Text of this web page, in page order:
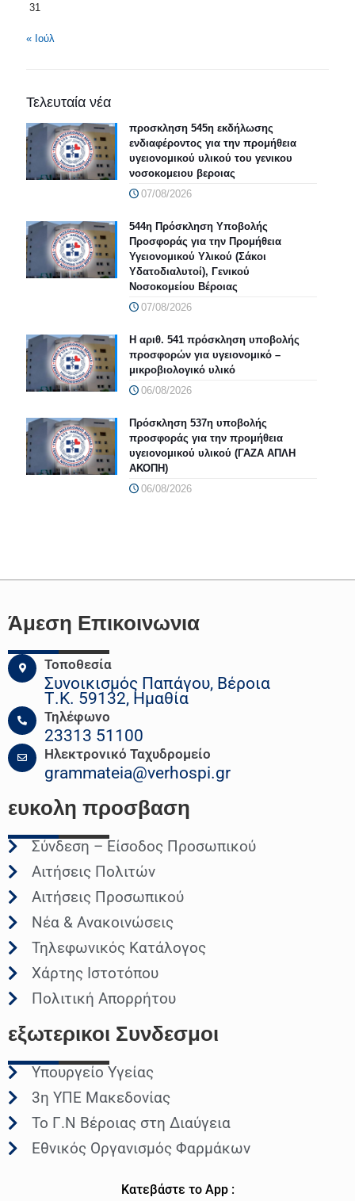
31
« Ιούλ
Τελευταία νέα
προσκληση 545η εκδήλωσης
ενδιαφέροντος για την προμήθεια
υγειονομικού υλικού του γενικου
νοσοκομειου βεροιας
07/08/2026
544η Πρόσκληση Υποβολής
Προσφοράς για την Προμήθεια
Υγειονομικού Υλικού (Σάκοι
Υδατοδιαλυτοί), Γενικού
Νοσοκομείου Βέροιας
07/08/2026
Η αριθ. 541 πρόσκληση υποβολής
προσφορών για υγειονομικό –
μικροβιολογικό υλικό
06/08/2026
Πρόσκληση 537η υποβολής
προσφοράς για την προμήθεια
υγειονομικού υλικού (ΓΑΖΑ ΑΠΛΗ
ΑΚΟΠΗ)
06/08/2026
Άμεση Επικοινωνια
Τοποθεσία
Συνοικισμός Παπάγου, Βέροια
Τ.Κ. 59132, Ημαθία
Τηλέφωνο
23313 51100
Ηλεκτρονικό Ταχυδρομείο
grammateia@verhospi.gr
ευκολη προσβαση
Σύνδεση – Είσοδος Προσωπικού
Αιτήσεις Πολιτών
Αιτήσεις Προσωπικού
Νέα & Ανακοινώσεις
Τηλεφωνικός Κατάλογος
Χάρτης Ιστοτόπου
Πολιτική Απορρήτου
εξωτερικοι Συνδεσμοι
Υπουργείο Υγείας
3η ΥΠΕ Μακεδονίας
Το Γ.Ν Βέροιας στη Διαύγεια
Εθνικός Οργανισμός Φαρμάκων
Κατεβάστε το App :